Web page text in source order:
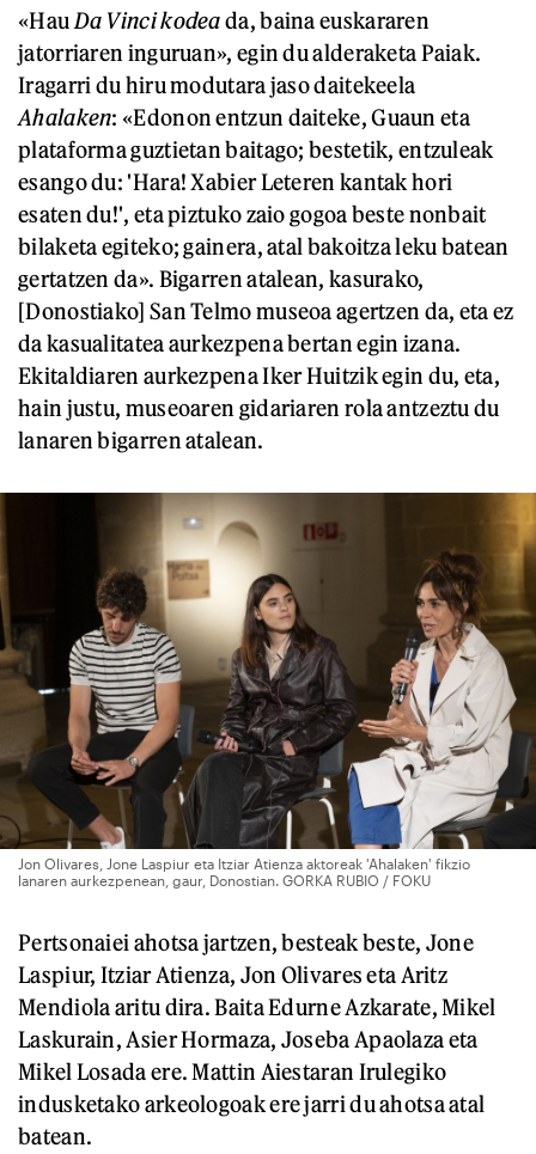
«Hau Da Vinci kodeada, baina euskararen
jatorriaren inguruan», egin du alderaketa Paiak.
Iragarri du hiru modutara jaso daitekeela
Ahalaken: «Edonon entzun daiteke, Guaun eta
plataforma guztietan baitago; bestetik, entzuleak
esango du: 'Hara! Xabier Leteren kantak hori
esaten du!', eta piztuko zaio gogoa beste nonbait
bilaketa egiteko; gainera, atal bakoitza leku batean
gertatzen da». Bigarren atalean, kasurako,
[Donostiako] San Telmo museoa agertzen da, eta ez
da kasualitatea aurkezpena bertan egin izana.
Ekitaldiaren aurkezpena Iker Huitzik egin du, eta,
hain justu, museoaren gidariaren rola antzeztu du
lanaren bigarren atalean.
Jon Olivares, Jone Laspiur eta Itziar Atienza aktoreak 'Ahalaken' fikzio
lanaren aurkezpenean, gaur, Donostian. GORKA RUBIO / FOKU
Pertsonaiei ahotsa jartzen, besteak beste, Jone
Laspiur, Itziar Atienza, Jon Olivares eta Aritz
Mendiola aritu dira. Baita Edurne Azkarate, Mikel
Laskurain, Asier Hormaza, Joseba Apaolaza eta
Mikel Losada ere. Mattin Aiestaran Irulegiko
indusketako arkeologoak ere jarri du ahotsa atal
batean.